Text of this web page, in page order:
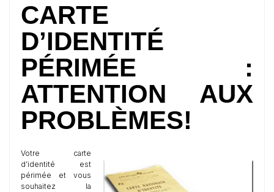
CARTE
D’IDENTITÉ
PÉRIMÉE :
ATTENTION AUX
PROBLÈMES!
Votre carte
d’identité est
périmée et vous
souhaitez la